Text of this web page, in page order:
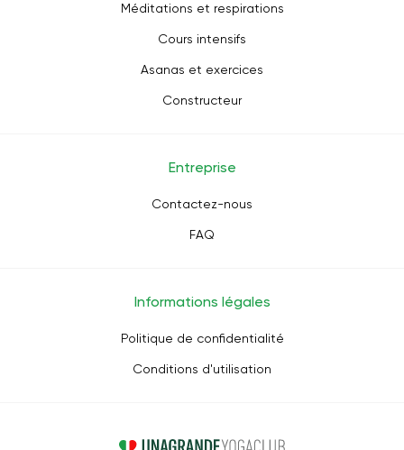
Méditations et respirations
Cours intensifs
Asanas et exercices
Constructeur
Entreprise
Contactez-nous
FAQ
Informations légales
Politique de confidentialité
Conditions d'utilisation